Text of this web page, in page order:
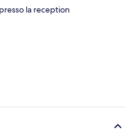
la reception